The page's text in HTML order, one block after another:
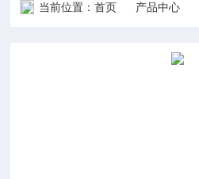
当前位置：首页 产品中心